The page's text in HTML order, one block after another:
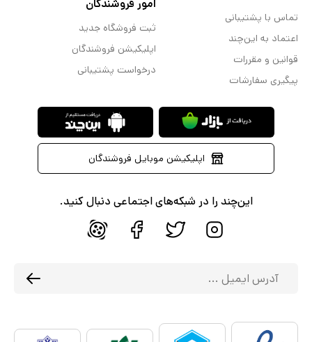
تماس با پشتیبانی
اعتماد به این‌چند
قوانین و مقررات
پیگیری سفارشات
امور فروشندگان
ثبت فروشگاه جدید
اپلیکیشن فروشندگان
درخواست پشتیبانی
اپلیکیشن موبایل فروشندگان
این‌چند را در شبکه‌های اجتماعی دنبال کنید.